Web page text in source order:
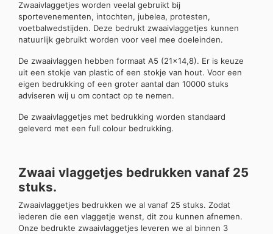
Zwaaivlaggetjes worden veelal gebruikt bij
sportevenementen, intochten, jubelea, protesten,
voetbalwedstijden. Deze bedrukt zwaaivlaggetjes kunnen
natuurlijk gebruikt worden voor veel mee doeleinden.
De zwaaivlaggen hebben formaat A5 (21×14,8). Er is keuze
uit een stokje van plastic of een stokje van hout. Voor een
eigen bedrukking of een groter aantal dan 10000 stuks
adviseren wij u om contact op te nemen.
De zwaaivlaggetjes met bedrukking worden standaard
geleverd met een full colour bedrukking.
Zwaai vlaggetjes bedrukken vanaf 25
stuks.
Zwaaivlaggetjes bedrukken we al vanaf 25 stuks. Zodat
iederen die een vlaggetje wenst, dit zou kunnen afnemen.
Onze bedrukte zwaaivlaggetjes leveren we al binnen 3